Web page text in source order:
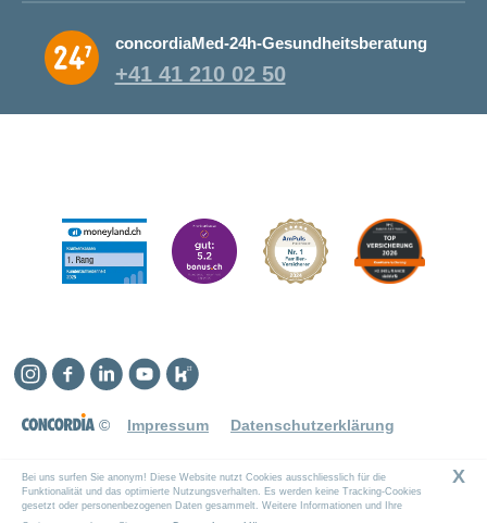
concordiaMed-24h-Gesundheitsberatung
+41 41 210 02 50
© Impressum Datenschutzerklärung
Instagram
Facebook
LinkedinYouTube
Kununu
Bei uns surfen Sie anonym! Diese Website nutzt Cookies ausschliesslich für die
Funktionalität und das optimierte Nutzungsverhalten. Es werden keine Tracking-Cookies
gesetzt oder personenbezogenen Daten gesammelt. Weitere Informationen und Ihre
X